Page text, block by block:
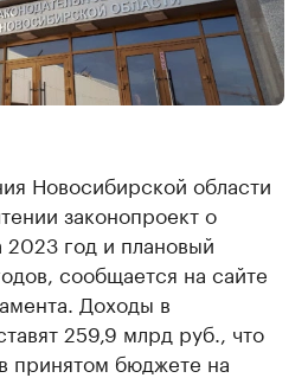
Новосибирской области
законопроект о
год и плановый
сообщается на сайте
Доходы в
259,9 млрд руб., что
принятом бюджете на